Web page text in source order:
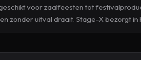
voor zaalfeesten tot
zonder uitval draait. Stage-X bezorgt in